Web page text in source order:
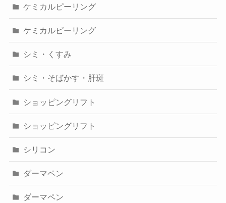
ケミカルピーリング
ケミカルピーリング
シミ・くすみ
シミ・そばかす・肝斑
ショッピングリフト
ショッピングリフト
シリコン
ダーマペン
ダーマペン